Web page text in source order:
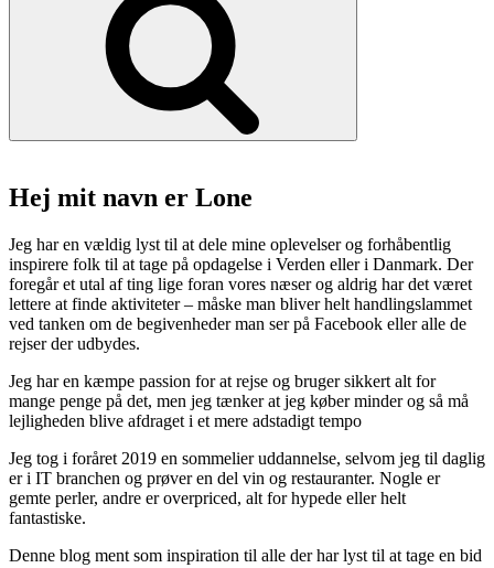
gaflen
sublime
skaldyr”
Hej mit navn er Lone
Jeg har en vældig lyst til at dele mine oplevelser og forhåbentlig
inspirere folk til at tage på opdagelse i Verden eller i Danmark. Der
foregår et utal af ting lige foran vores næser og aldrig har det været
lettere at finde aktiviteter – måske man bliver helt handlingslammet
ved tanken om de begivenheder man ser på Facebook eller alle de
rejser der udbydes.
Jeg har en kæmpe passion for at rejse og bruger sikkert alt for
mange penge på det, men jeg tænker at jeg køber minder og så må
lejligheden blive afdraget i et mere adstadigt tempo
Jeg tog i foråret 2019 en sommelier uddannelse, selvom jeg til daglig
er i IT branchen og prøver en del vin og restauranter. Nogle er
gemte perler, andre er overpriced, alt for hypede eller helt
fantastiske.
Denne blog ment som inspiration til alle der har lyst til at tage en bid